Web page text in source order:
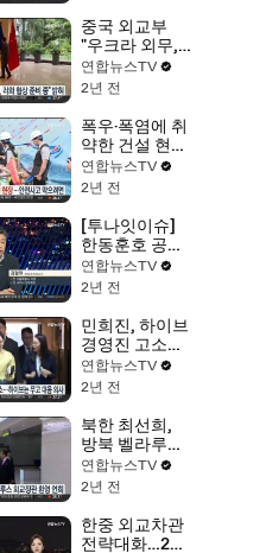
중국 외교부
"우크라 외무,
러와 협상 준비
중" 밝혀
연합뉴스TV
2년 전
폭우·폭염에 취
약한 건설 현
장…안전사고
막으려면
연합뉴스TV
2년 전
[투나잇이슈]
한동훈호 공식
출범…야권, 강
공 드라이브 예
연합뉴스TV
2년 전
민희진, 하이브
경영진 고소…
하이브는 무고
대응 의사
연합뉴스TV
2년 전
북한 최선희,
방북 벨라루스
외교장관 환영
연회
연합뉴스TV
2년 전
한중 외교차관
전략대화…2년